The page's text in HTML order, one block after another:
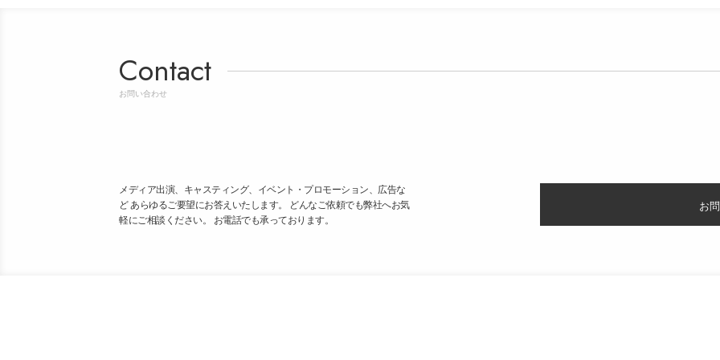
Contact
お問い合わせ
メディア出演、キャスティング、イベント・プロモーション、広告な
ど あらゆるご要望にお答えいたします。 どんなご依頼でも弊社へお気
軽にご相談ください。 お電話でも承っております。
お